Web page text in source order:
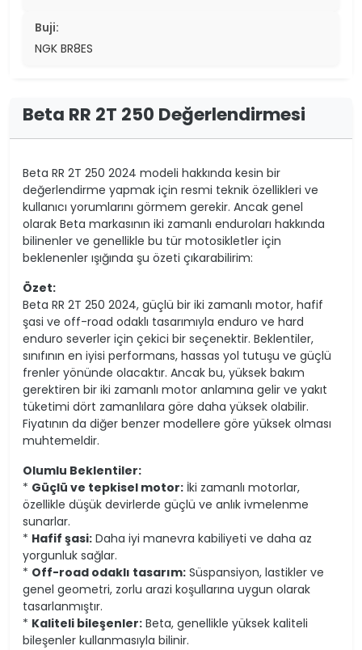
Buji:
NGK BR8ES
Beta RR 2T 250 Değerlendirmesi
Beta RR 2T 250 2024 modeli hakkında kesin bir
değerlendirme yapmak için resmi teknik özellikleri ve
kullanıcı yorumlarını görmem gerekir. Ancak genel
olarak Beta markasının iki zamanlı enduroları hakkında
bilinenler ve genellikle bu tür motosikletler için
beklenenler ışığında şu özeti çıkarabilirim:
Özet:
Beta RR 2T 250 2024, güçlü bir iki zamanlı motor, hafif
şasi ve off-road odaklı tasarımıyla enduro ve hard
enduro severler için çekici bir seçenektir. Beklentiler,
sınıfının en iyisi performans, hassas yol tutuşu ve güçlü
frenler yönünde olacaktır. Ancak bu, yüksek bakım
gerektiren bir iki zamanlı motor anlamına gelir ve yakıt
tüketimi dört zamanlılara göre daha yüksek olabilir.
Fiyatının da diğer benzer modellere göre yüksek olması
muhtemeldir.
Olumlu Beklentiler:
* Güçlü ve tepkisel motor: İki zamanlı motorlar,
özellikle düşük devirlerde güçlü ve anlık ivmelenme
sunarlar.
* Hafif şasi: Daha iyi manevra kabiliyeti ve daha az
yorgunluk sağlar.
* Off-road odaklı tasarım: Süspansiyon, lastikler ve
genel geometri, zorlu arazi koşullarına uygun olarak
tasarlanmıştır.
* Kaliteli bileşenler: Beta, genellikle yüksek kaliteli
bileşenler kullanmasıyla bilinir.